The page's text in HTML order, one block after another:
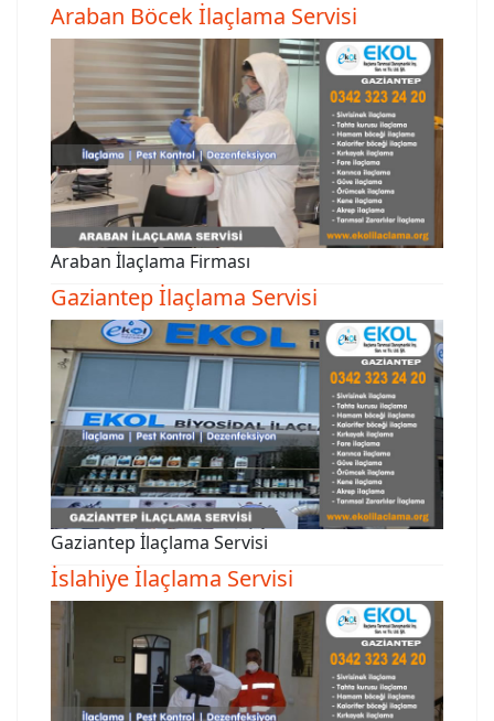
Araban Böcek İlaçlama Servisi
Araban İlaçlama Firması
Gaziantep İlaçlama Servisi
Gaziantep İlaçlama Servisi
İslahiye İlaçlama Servisi